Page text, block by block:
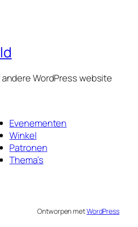
WordPress website
Evenementen
Winkel
Patronen
Thema’s
Ontworpen metWordPress